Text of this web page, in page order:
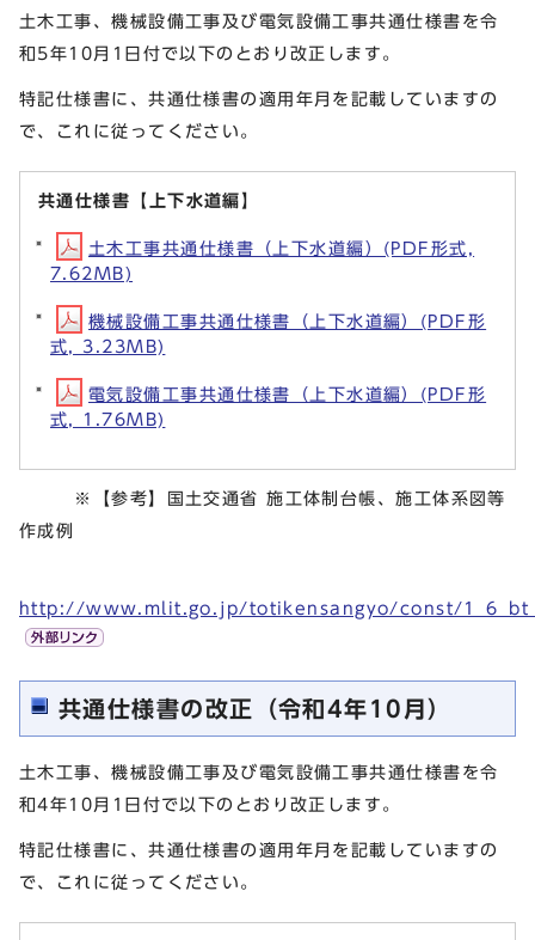
土木工事、機械設備工事及び電気設備工事共通仕様書を令
和5年10月1日付で以下のとおり改正します。
特記仕様書に、共通仕様書の適用年月を記載していますの
で、これに従ってください。
共通仕様書【上下水道編】
土木工事共通仕様書（上下水道編）(PDF形式,
7.62MB)
機械設備工事共通仕様書（上下水道編）(PDF形
式, 3.23MB)
電気設備工事共通仕様書（上下水道編）(PDF形
式, 1.76MB)
※【参考】国土交通省 施工体制台帳、施工体系図等
作成例
http://www.mlit.go.jp/totikensangyo/const/
共通仕様書の改正（令和4年10月）
土木工事、機械設備工事及び電気設備工事共通仕様書を令
和4年10月1日付で以下のとおり改正します。
特記仕様書に、共通仕様書の適用年月を記載していますの
で、これに従ってください。